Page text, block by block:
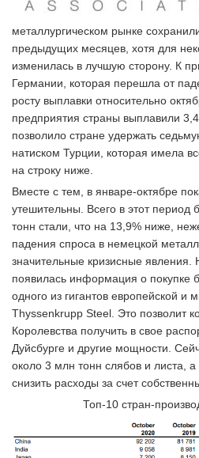
металлургическом рынке
предыдущих месяцев, хотя для
изменилась в лучшую сторону. К
Германии, которая перешла от
росту выплавки относительно
предприятия страны выплавили
позволило стране удержать
натиском Турции, которая имела
на строку ниже.
Вместе с тем, в январе-октябре
утешительны. Всего в этот
тонн стали, что на 13,9% ниже,
падения спроса в немецкой
значительные кризисные явления.
появилась информация о покупке
одного из гигантов европейской
Thyssenkrupp Steel. Это позволит
Королевства получить в свое
Дуйсбурге и другие мощности.
около 3 млн тонн слябов и листа,
снизить расходы за счет
Топ-10 стран-